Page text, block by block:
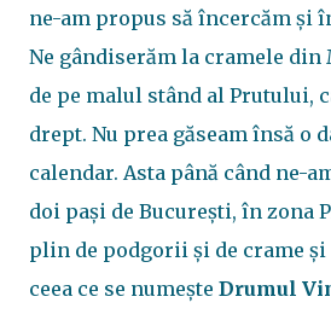
ne-am propus să încercăm și
Ne gândiserăm la cramele din
de pe malul stând al Prutului,
drept. Nu prea găseam însă o
calendar. Asta până când ne-
doi pași de București, în zona
plin de podgorii și de crame și
ceea ce se numește Drumul